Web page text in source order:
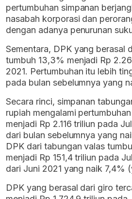
pertumbuhan simpanan
nasabah korporasi dan
dengan adanya penurunan
Sementara, DPK yang berasal
tumbuh 13,3% menjadi Rp
2021. Pertumbuhan itu lebih
pada bulan sebelumnya yang
Secara rinci, simpanan
rupiah mengalami
menjadi Rp 2.116 triliun pada
dari bulan sebelumnya yang
DPK dari tabungan valas
menjadi Rp 151,4 triliun pada
dari Juni 2021 yang naik 7,4%
DPK yang berasal dari giro